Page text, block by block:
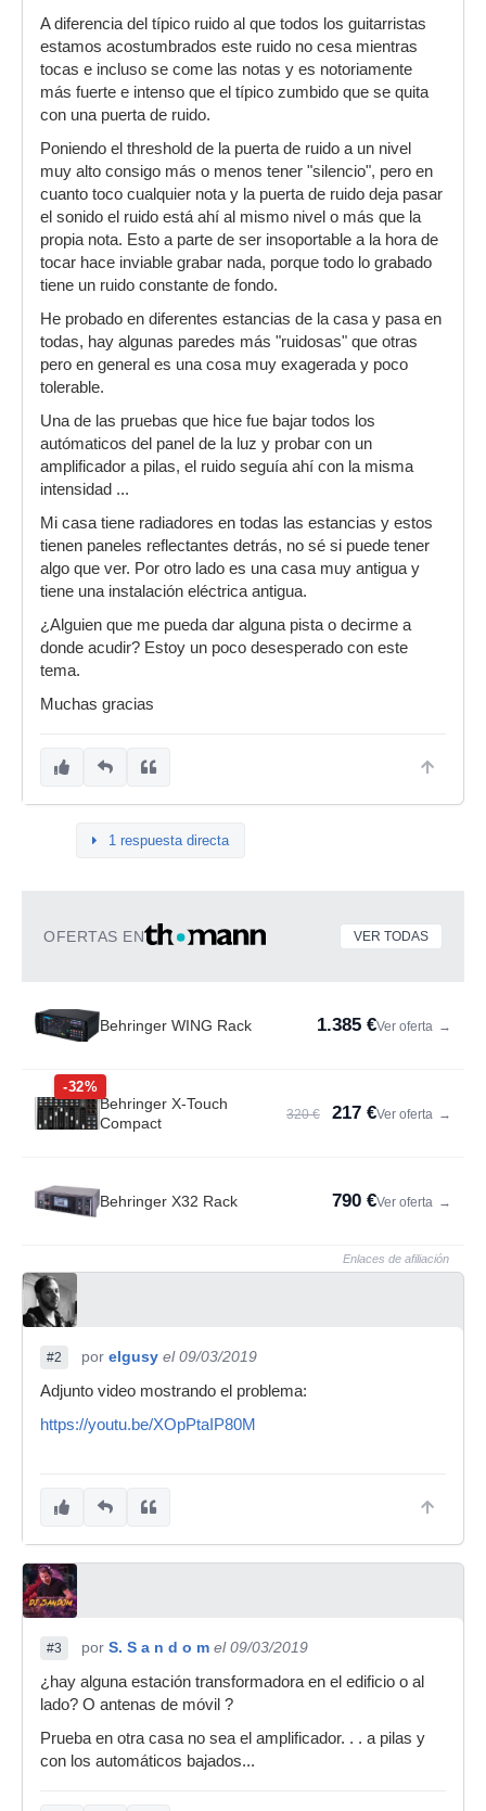
A diferencia del típico ruido al que todos los guitarristas
estamos acostumbrados este ruido no cesa mientras
tocas e incluso se come las notas y es notoriamente
más fuerte e intenso que el típico zumbido que se quita
con una puerta de ruido.
Poniendo el threshold de la puerta de ruido a un nivel
muy alto consigo más o menos tener "silencio", pero en
cuanto toco cualquier nota y la puerta de ruido deja pasar
el sonido el ruido está ahí al mismo nivel o más que la
propia nota. Esto a parte de ser insoportable a la hora de
tocar hace inviable grabar nada, porque todo lo grabado
tiene un ruido constante de fondo.
He probado en diferentes estancias de la casa y pasa en
todas, hay algunas paredes más "ruidosas" que otras
pero en general es una cosa muy exagerada y poco
tolerable.
Una de las pruebas que hice fue bajar todos los
autómaticos del panel de la luz y probar con un
amplificador a pilas, el ruido seguía ahí con la misma
intensidad ...
Mi casa tiene radiadores en todas las estancias y estos
tienen paneles reflectantes detrás, no sé si puede tener
algo que ver. Por otro lado es una casa muy antigua y
tiene una instalación eléctrica antigua.
¿Alguien que me pueda dar alguna pista o decirme a
donde acudir? Estoy un poco desesperado con este
tema.
Muchas gracias
1 respuesta directa
OFERTAS EN VER TODAS
Behringer WING Rack 1.385 €Ver oferta →
-32%
Behringer X-Touch
Compact
320 € 217 €Ver oferta →
Behringer X32 Rack 790 €Ver oferta →
Enlaces de afiliación
#2 por elgusy el 09/03/2019
Adjunto video mostrando el problema:
https://youtu.be/XOpPtaIP80M
#3 por S. S a n d o m el 09/03/2019
¿hay alguna estación transformadora en el edificio o al
lado? O antenas de móvil ?
Prueba en otra casa no sea el amplificador. . . a pilas y
con los automáticos bajados...